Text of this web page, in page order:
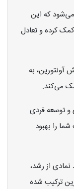
که این
کرده و تعادل
به
می‌کند.
و توسعه فردی
را بهبود
از رشد،
ترکیب شده